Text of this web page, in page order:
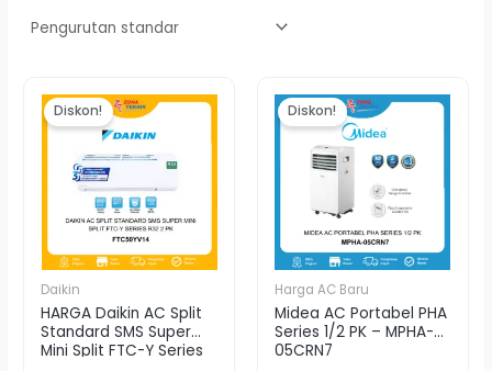
Diskon!
Daikin
HARGA Daikin AC Split
Standard SMS Super
Mini Split FTC-Y Series
aslinya
adalah:
Rp9.990.000.
saat
ini
adalah:
Rp9.080.000.
Diskon!
Harga AC Baru
Midea AC Portabel PHA
Series 1/2 PK – MPHA-
05CRN7
aslinya
adalah:
Rp4.234.000.
saat
ini
adalah:
Rp4.000.000.